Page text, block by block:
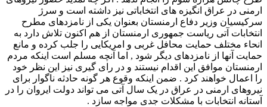
ارمنی در عراق انگیزه های انتخاباتی نیز داشته است و سرژ
سرکیسیان وزیر دفاع ارمنستان بعنوان یکی از نامزدهای مطرح
انتخابات آتی ریاست جمهوری ارمنستان از هم اکنون تلاش دارد به
انحاء مختلف حمایت محافل غربی و امریکایی را جلب کرده و مانع
حمایت آنها از نامزدهای دیگر شود , اما آنچه مسلم است اینکه مردم
ارمنستان موافق این اقدام نیستند و در رای گیری نیز این نظر خود
را اعمال خواهند کرد . ضمن اینکه وقوع هر گونه حادثه ناگوار برای
نیروهای ارمنی در عراق در یک سال آتی می تواند دولت ایروان را در
آستانه انتخابات با مشکلات جدی مواجه سازد .